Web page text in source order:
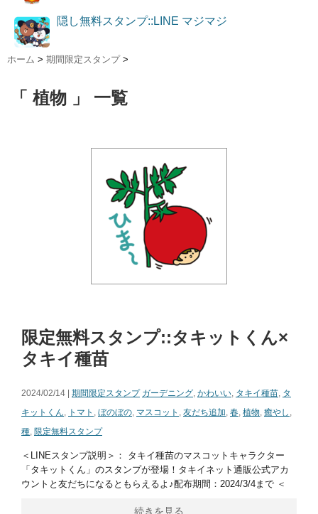
隠し無料スタンプ::LINE マジマジ
ホーム > 期間限定スタンプ >
「 植物 」 一覧
限定無料スタンプ::タキットくん×
タキイ種苗
2024/02/14 | 期間限定スタンプ ガーデニング, かわいい, タキイ種苗, タ
キットくん, トマト , ぼのぼの, マスコット , 友だち追加, 春, 植物, 癒やし ,
種, 限定無料スタンプ
＜LINEスタンプ説明＞： タキイ種苗のマスコットキャラクター
「タキットくん」のスタンプが登場！タキイネット通販公式アカ
ウントと友だちになるともらえるよ♪配布期間：2024/3/4まで ＜
続きを見る